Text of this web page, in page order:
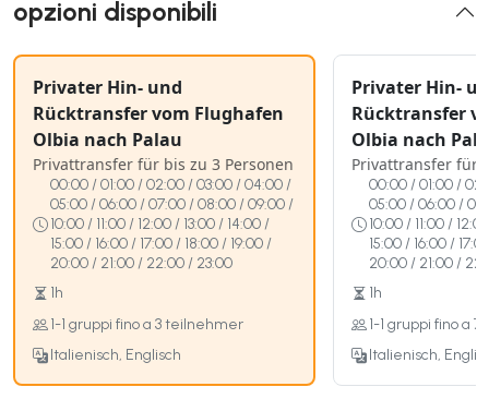
opzioni disponibili
Privater Hin- und
Rücktransfer vom Flughafen
Olbia nach Palau
Privattransfer für bis zu 3 Personen
00:00 / 01:00 / 02:00 / 03:00 / 04:00 /
05:00 / 06:00 / 07:00 / 08:00 / 09:00 /
10:00 / 11:00 / 12:00 / 13:00 / 14:00 /
15:00 / 16:00 / 17:00 / 18:00 / 19:00 /
20:00 / 21:00 / 22:00 / 23:00
1h
1-1 gruppi fino a 3 teilnehmer
Italienisch, Englisch
Privater Hin-
Rücktransfer
Olbia nach
Privattransfer für
00:00 / 01:00 /
05:00 / 06:00 /
10:00 / 11:00 /
15:00 / 16:00 /
20:00 / 21:00 /
1h
1-1 gruppi fino a
Italienisch,